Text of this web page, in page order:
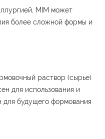
MIM может
более сложной формы и
раствор (сырье)
для использования и
для будущего формования